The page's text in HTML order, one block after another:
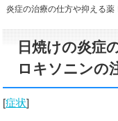
炎症の治療の仕方や抑える薬
日焼けの炎症
ロキソニンの
[症状]